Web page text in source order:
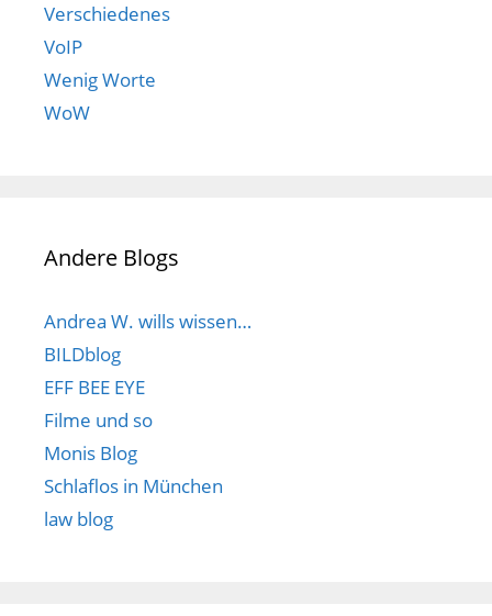
Verschiedenes
VoIP
Wenig Worte
WoW
Andere Blogs
Andrea W. wills wissen…
BILDblog
EFF BEE EYE
Filme und so
Monis Blog
Schlaflos in München
law blog